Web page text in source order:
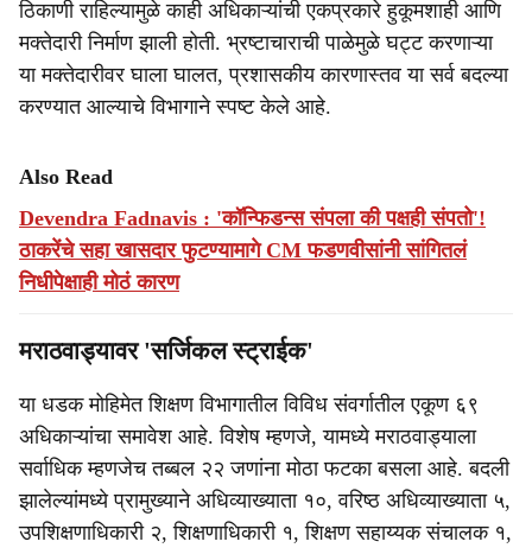
ठिकाणी राहिल्यामुळे काही अधिकाऱ्यांची एकप्रकारे हुकूमशाही आणि
मक्तेदारी निर्माण झाली होती. भ्रष्टाचाराची पाळेमुळे घट्ट करणाऱ्या
या मक्तेदारीवर घाला घालत, प्रशासकीय कारणास्तव या सर्व बदल्या
करण्यात आल्याचे विभागाने स्पष्ट केले आहे.
Also Read
Devendra Fadnavis : 'कॉन्फिडन्स संपला की पक्षही संपतो'!
ठाकरेंचे सहा खासदार फुटण्यामागे CM फडणवीसांनी सांगितलं
निधीपेक्षाही मोठं कारण
मराठवाड्यावर 'सर्जिकल स्ट्राईक'
या धडक मोहिमेत शिक्षण विभागातील विविध संवर्गातील एकूण ६९
अधिकाऱ्यांचा समावेश आहे. विशेष म्हणजे, यामध्ये मराठवाड्याला
सर्वाधिक म्हणजेच तब्बल २२ जणांना मोठा फटका बसला आहे. बदली
झालेल्यांमध्ये प्रामुख्याने अधिव्याख्याता १०, वरिष्ठ अधिव्याख्याता ५,
उपशिक्षणाधिकारी २, शिक्षणाधिकारी १, शिक्षण सहाय्यक संचालक १,